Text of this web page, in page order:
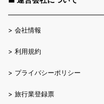
> 会社情報
> 利用規約
> プライバシーポリシー
> 旅行業登録票